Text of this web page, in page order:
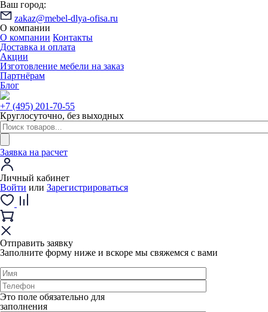
Ваш город:
zakaz@mebel-dlya-ofisa.ru
О компании
О компании Контакты
Доставка и оплата
Акции
Изготовление мебели на заказ
Партнёрам
Блог
+7 (495) 201-70-55
Круглосуточно, без выходных
Заявка на расчет
Личный кабинет
Войти или Зарегистрироваться
Отправить заявку
Заполните форму ниже и вскоре мы свяжемся с вами
Это поле обязательно для
заполнения